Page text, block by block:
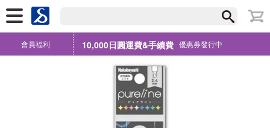
會員福利 10,000日圓運費&手續費 優惠券發行中